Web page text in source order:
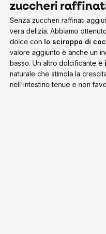
zuccheri
Senza zuccheri raffinati
vera delizia. Abbiamo
dolce con lo sciroppo di
valore aggiunto è anche un
basso. Un altro dolcificante è
naturale che stimola la
nell'intestino tenue e non